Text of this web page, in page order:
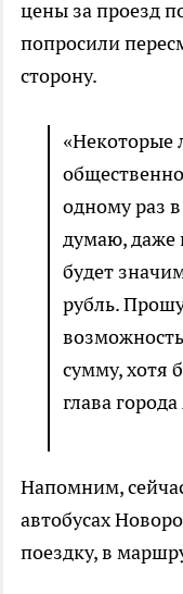
цены за проезд
попросили
сторону.
«Некоторые
одному раз
думаю, даже
будет
рубль.
сумму, хотя
глава
Напомним,
автобусах
поездку, в